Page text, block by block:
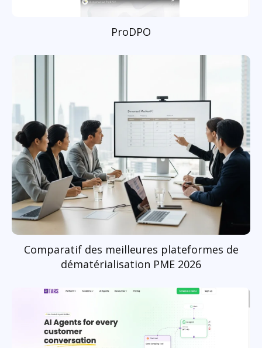
ProDPO
Comparatif des meilleures plateformes de
dématérialisation PME 2026